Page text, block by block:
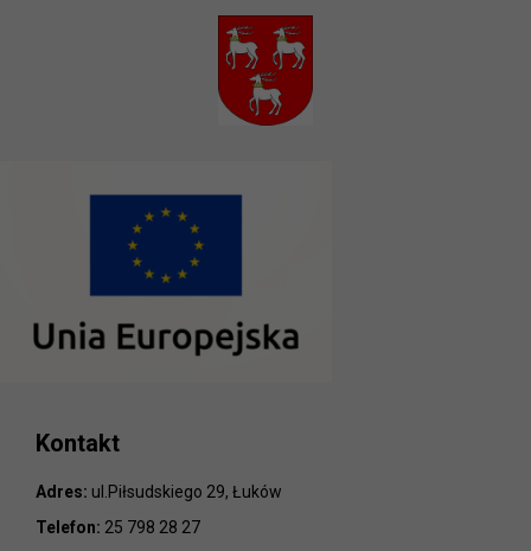
Kontakt
Adres: ul.Piłsudskiego 29, Łuków
Telefon: 25 798 28 27